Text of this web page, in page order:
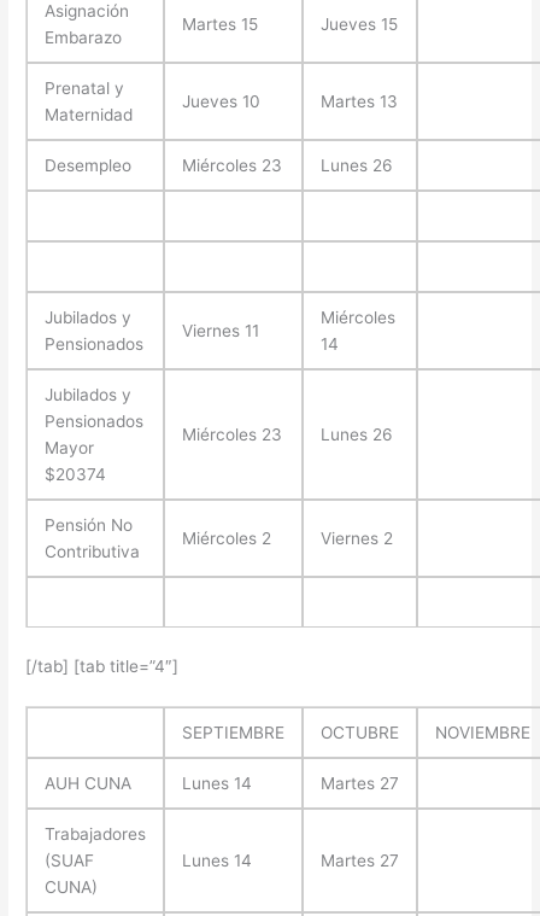
Asignación
Embarazo
Martes 15 Jueves 15
Prenatal y
Maternidad
Jueves 10 Martes 13
Desempleo Miércoles 23 Lunes 26
Jubilados y
Pensionados
Viernes 11
Miércoles
14
Jubilados y
Pensionados
Mayor
$20374
Miércoles 23 Lunes 26
Pensión No
Contributiva
Miércoles 2 Viernes 2
[/tab] [tab title=”4″]
SEPTIEMBRE OCTUBRE NOVIEMBRE
AUH CUNA Lunes 14 Martes 27
Trabajadores
(SUAF
CUNA)
Lunes 14 Martes 27